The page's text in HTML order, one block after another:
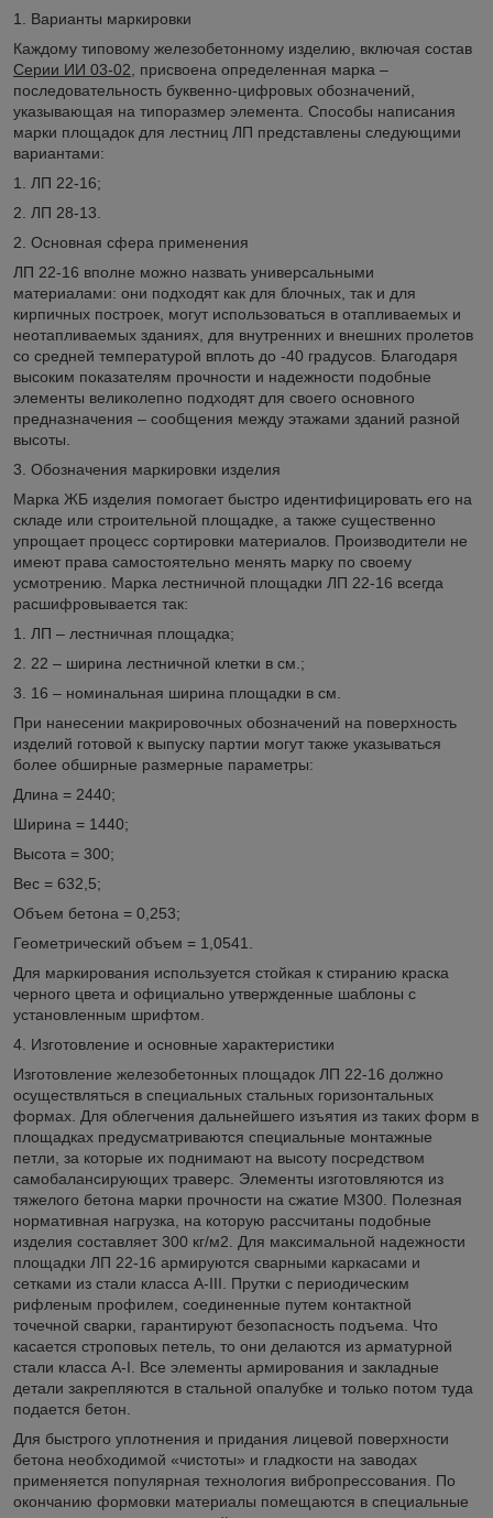
1. Варианты маркировки
Каждому типовому железобетонному изделию, включая состав
Серии ИИ 03-02, присвоена определенная марка –
последовательность буквенно-цифровых обозначений,
указывающая на типоразмер элемента. Способы написания
марки площадок для лестниц ЛП представлены следующими
вариантами:
1. ЛП 22-16;
2. ЛП 28-13.
2. Основная сфера применения
ЛП 22-16 вполне можно назвать универсальными
материалами: они подходят как для блочных, так и для
кирпичных построек, могут использоваться в отапливаемых и
неотапливаемых зданиях, для внутренних и внешних пролетов
со средней температурой вплоть до -40 градусов. Благодаря
высоким показателям прочности и надежности подобные
элементы великолепно подходят для своего основного
предназначения – сообщения между этажами зданий разной
высоты.
3. Обозначения маркировки изделия
Марка ЖБ изделия помогает быстро идентифицировать его на
складе или строительной площадке, а также существенно
упрощает процесс сортировки материалов. Производители не
имеют права самостоятельно менять марку по своему
усмотрению. Марка лестничной площадки ЛП 22-16 всегда
расшифровывается так:
1. ЛП – лестничная площадка;
2. 22 – ширина лестничной клетки в см.;
3. 16 – номинальная ширина площадки в см.
При нанесении макрировочных обозначений на поверхность
изделий готовой к выпуску партии могут также указываться
более обширные размерные параметры:
Длина = 2440;
Ширина = 1440;
Высота = 300;
Вес = 632,5;
Объем бетона = 0,253;
Геометрический объем = 1,0541.
Для маркирования используется стойкая к стиранию краска
черного цвета и официально утвержденные шаблоны с
установленным шрифтом.
4. Изготовление и основные характеристики
Изготовление железобетонных площадок ЛП 22-16 должно
осуществляться в специальных стальных горизонтальных
формах. Для облегчения дальнейшего изъятия из таких форм в
площадках предусматриваются специальные монтажные
петли, за которые их поднимают на высоту посредством
самобалансирующих траверс. Элементы изготовляются из
тяжелого бетона марки прочности на сжатие М300. Полезная
нормативная нагрузка, на которую рассчитаны подобные
изделия составляет 300 кг/м2. Для максимальной надежности
площадки ЛП 22-16 армируются сварными каркасами и
сетками из стали класса А-ІІІ. Прутки с периодическим
рифленым профилем, соединенные путем контактной
точечной сварки, гарантируют безопасность подъема. Что
касается строповых петель, то они делаются из арматурной
стали класса А-І. Все элементы армирования и закладные
детали закрепляются в стальной опалубке и только потом туда
подается бетон.
Для быстрого уплотнения и придания лицевой поверхности
бетона необходимой «чистоты» и гладкости на заводах
применяется популярная технология вибропрессования. По
окончанию формовки материалы помещаются в специальные